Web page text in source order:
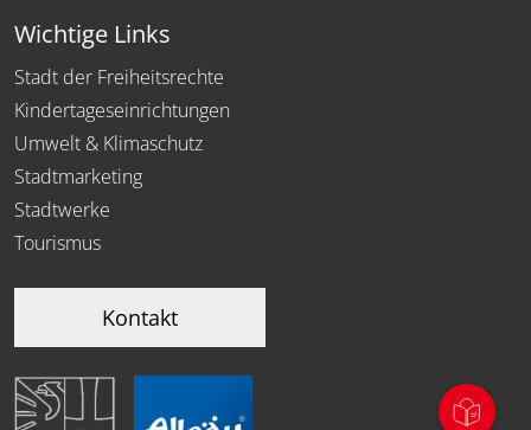
Wichtige Links
Stadt der Freiheitsrechte
Kindertageseinrichtungen
Umwelt & Klimaschutz
Stadtmarketing
Stadtwerke
Tourismus
Kontakt